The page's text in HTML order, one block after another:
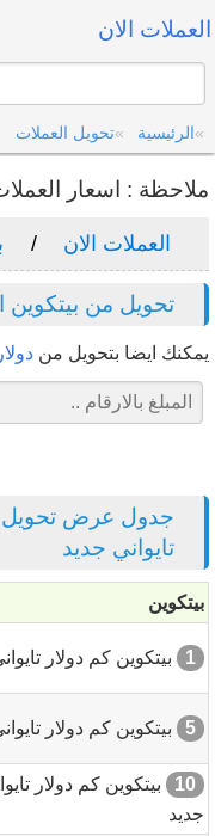
العملات الان
الرئيسية تحويل العملات
ملاحظة : اسعار
العملات الان
تحويل من بيتكوين
يمكنك ايضا بتحويل من
جدول عرض تحويل
تايواني جديد
بيتكوين
1 بيتكوين كم دولار
5 بيتكوين كم دولار
10
بيتكوين كم دولار
جديد